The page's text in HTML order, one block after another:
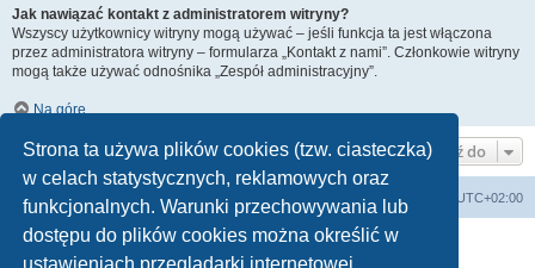
Strona ta używa plików cookies (tzw. ciasteczka)
w celach statystycznych, reklamowych oraz
funkcjonalnych. Warunki przechowywania lub
dostępu do plików cookies można określić w
ustawieniach przeglądarki internetowej.
Jak nawiązać kontakt z administratorem witryny?
Wszyscy użytkownicy witryny mogą używać – jeśli funkcja ta jest włączona
przez administratora witryny – formularza „Kontakt z nami”. Członkowie witryny
mogą także używać odnośnika „Zespół administracyjny”.
Na górę
Przejdź do
Forum Strefa czasowa UTC+02:00
Usuń ciasteczka witryny
Technologię dostarczaphpBB ® Forum Software © phpBB Limited
Polski pakiet językowy dostarczaphpBB.pl